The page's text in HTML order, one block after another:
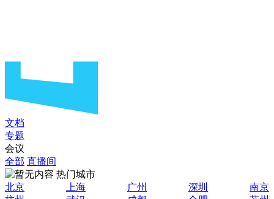
文档
专题
会议
全部 直播间
热门城市
北京
上海 广州 深圳
南京